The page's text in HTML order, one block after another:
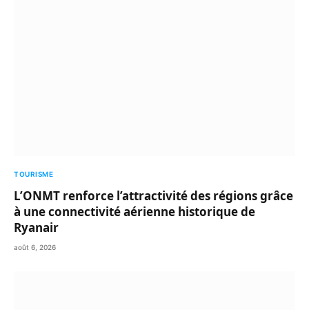
TOURISME
L’ONMT renforce l’attractivité des régions grâce
à une connectivité aérienne historique de
Ryanair
août 6, 2026